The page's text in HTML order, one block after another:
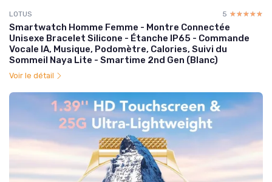
LOTUS 5 ☆☆☆☆☆
★★★★★
Smartwatch Homme Femme - Montre Connectée
Unisexe Bracelet Silicone - Étanche IP65 - Commande
Vocale IA, Musique, Podomètre, Calories, Suivi du
Sommeil Naya Lite - Smartime 2nd Gen (Blanc)
Voir le détail